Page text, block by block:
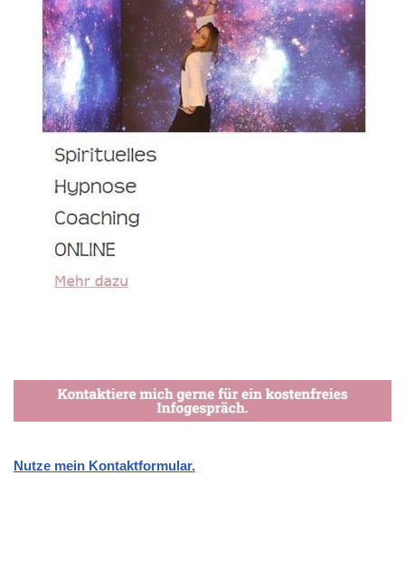
Nutze mein Kontaktformular.